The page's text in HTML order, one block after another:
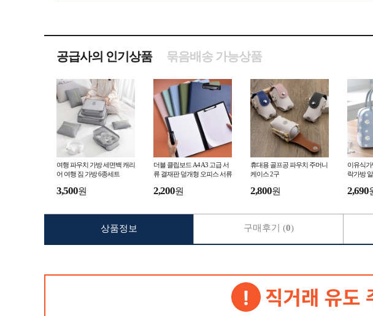
공급사의 인기상품 묶음배송 가능상품
여행 파우치 가방 세면백 캐리
어 여행 짐 가방 6종세트
3,500원
더블 클립보드 A4 A3 고급 서
류 결재판 덮개형 오피스 서류
2,200원
휴대용 골프공 파우치 주머니
케이스 2구
2,800원
이유식
락가방
소풍 도시
2,690
상품정보 구매후기 (0)